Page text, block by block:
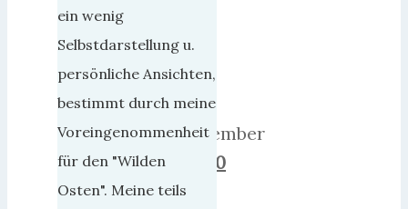
Juli
2012
25.
Dezember
0
ein wenig
Selbstdarstellung u.
persönliche Ansichten,
bestimmt durch meine
Voreingenommenheit
für den "Wilden
Osten". Meine teils